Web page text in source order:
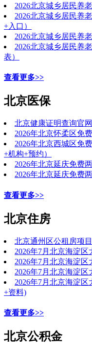
2026北京城乡居民养
2026北京城乡居民养
+入口）
2026北京城乡居民养
2026北京城乡居民养
表）
查看更多>>
北京医保
北京健康证明查询官
2026年北京怀柔区免
2026年北京西城区免
+机构+预约）
2026年北京延庆免费
2026年北京延庆免费
查看更多>>
北京住房
北京通州区公租房项
2026年7月北京海淀
2026年7月北京海淀
2026年7月北京海淀
2026年7月北京海淀
+资料)
查看更多>>
北京公积金